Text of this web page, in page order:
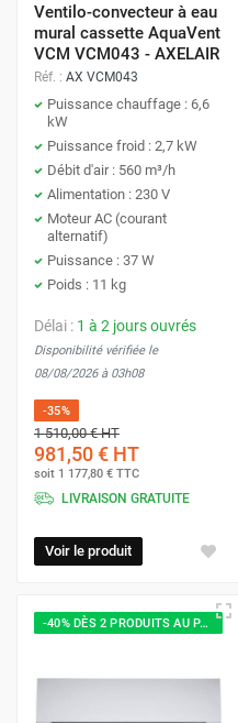
Ventilo-convecteur à eau
mural cassette AquaVent
VCM VCM043 - AXELAIR
Réf. : AX VCM043
Puissance chauffage : 6,6
kW
Puissance froid : 2,7 kW
Débit d'air : 560 m³/h
Alimentation : 230 V
Moteur AC (courant
alternatif)
Puissance : 37 W
Poids : 11 kg
Délai : 1 à 2 jours ouvrés
Disponibilité vérifiée le
08/08/2026 à 03h08
-35%
1 510,00 €HT
981,50 € HT
soit 1 177,80 € TTC
LIVRAISON GRATUITE
Voir le produit
-40% DÈS 2 PRODUITS AU PANIER